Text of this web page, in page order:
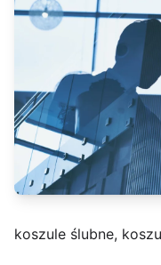
koszule ślubne,